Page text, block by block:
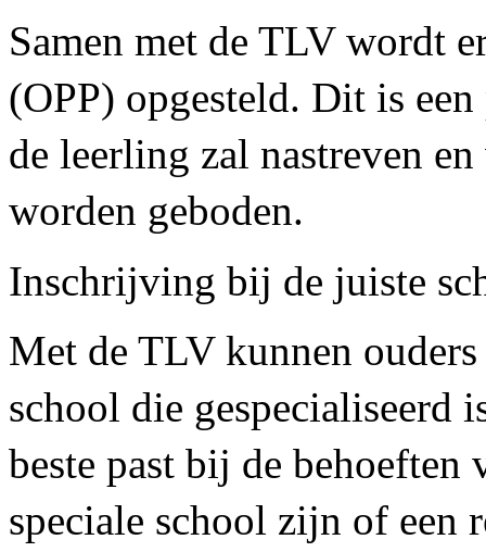
Samen met de TLV wordt
(OPP) opgesteld. Dit is
de leerling zal nastreven
worden geboden.
Inschrijving bij de juiste
Met de TLV kunnen
school die gespecialiseerd
beste past bij de
speciale school zijn of een